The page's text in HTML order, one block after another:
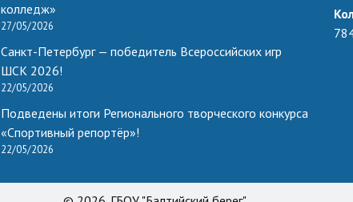
колледж»
27/05/2026
Санкт-Петербург — победитель Всероссийских игр
ШСК 2026!
22/05/2026
Подведены итоги Регионального творческого конкурса
«Спортивный репортёр»!
22/05/2026